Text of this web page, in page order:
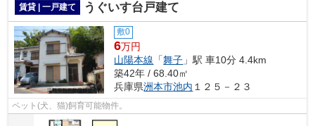
賃貸 | 一戸建て うぐいす台戸建て
敷0
6万円
山陽本線 「舞子 」駅 車10分 4.4km
築42年 / 68.40㎡
兵庫県洲本市池内 １２５－２３
ペット(犬、猫)飼育可能物件。